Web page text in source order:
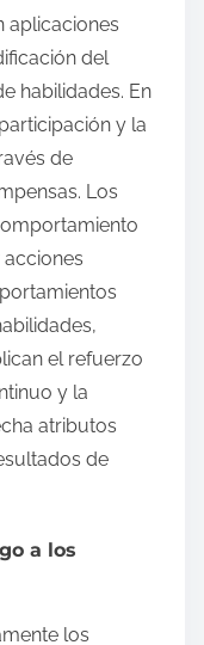
aplicaciones
del
habilidades. En
y la
de
Los
el refuerzo
y la
atributos
de
a los
los